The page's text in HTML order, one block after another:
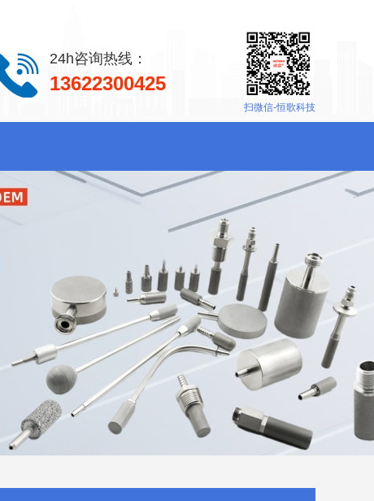
扫微信-恒歌科技
24h咨询热线：
13622300425